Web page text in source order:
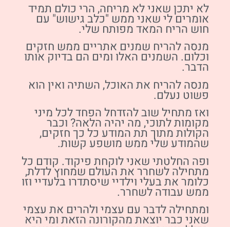
לא יתכן שאני לא מריחה, הרי כולם תמיד
אומרים לי שאני ממש "כלב גישוש" עם
חוש הריח המאד מפותח שלי.
מנסה להריח שמנים אתריים ממש חזקים
וכלום. השמנים האלו ומים הם בדיוק אותו
הדבר.
מנסה להריח את האוכל, השתיה ואין הוא
פשוט נעלם.
ואז מתחיל שוב להזדחל הפחד לכל מיני
מקומות לתוכי, מה יהיה הלאה? וכבר
הקולות מתוך תת המודע כל כך חזקים,
שהמודע שלי ממש מושפע קשות.
ופה החלטתי שאני לוקחת פיקוד. קודם כל
מתחילה לשחרר את העולם שמחוץ לדלת,
כלומר את בעלי וילדיי שיסתדרו בלעדיי וזו
ממש עבודה לשחרר.
ומתחילה לדבר עם עצמי ולהרים את עצמי
שאני כבר יוצאת מהקורונה הזאת ומי היא